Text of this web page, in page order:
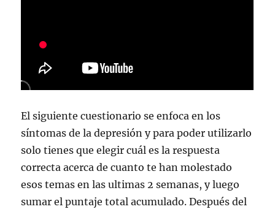
El siguiente cuestionario se enfoca en los
síntomas de la depresión y para poder utilizarlo
solo tienes que elegir cuál es la respuesta
correcta acerca de cuanto te han molestado
esos temas en las ultimas 2 semanas, y luego
sumar el puntaje total acumulado. Después del